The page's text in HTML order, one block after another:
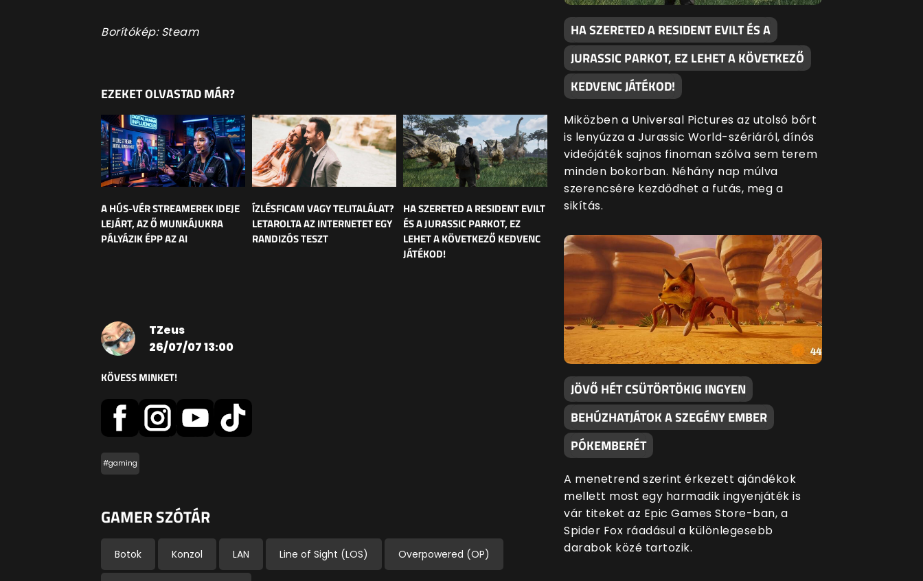
Borítókép: Steam
EZEKET OLVASTAD MÁR?
A HÚS-VÉR STREAMEREK IDEJE
LEJÁRT, AZ Ő MUNKÁJUKRA
PÁLYÁZIK ÉPP AZ AI
ÍZLÉSFICAM VAGY TELITALÁLAT?
LETAROLTA AZ INTERNETET EGY
RANDIZÓS TESZT
HA SZERETED A RESIDENT EVILT
ÉS A JURASSIC PARKOT, EZ
LEHET A KÖVETKEZŐ KEDVENC
JÁTÉKOD!
TZeus
26/07/07 13:00
KÖVESS MINKET!
#gaming
GAMER SZÓTÁR
Botok Konzol LAN Line of Sight (LOS) Overpowered (OP)
HA SZERETED A RESIDENT EVILT ÉS A
JURASSIC PARKOT, EZ LEHET A KÖVETKEZŐ
KEDVENC JÁTÉKOD!
Miközben a Universal Pictures az utolsó bőrt
is lenyúzza a Jurassic World-szériáról, dínós
videójáték sajnos finoman szólva sem terem
minden bokorban. Néhány nap múlva
szerencsére kezdődhet a futás, meg a
sikítás.
JÖVŐ HÉT CSÜTÖRTÖKIG INGYEN
BEHÚZHATJÁTOK A SZEGÉNY EMBER
PÓKEMBERÉT
A menetrend szerint érkezett ajándékok
mellett most egy harmadik ingyenjáték is
vár titeket az Epic Games Store-ban, a
Spider Fox ráadásul a különlegesebb
darabok közé tartozik.